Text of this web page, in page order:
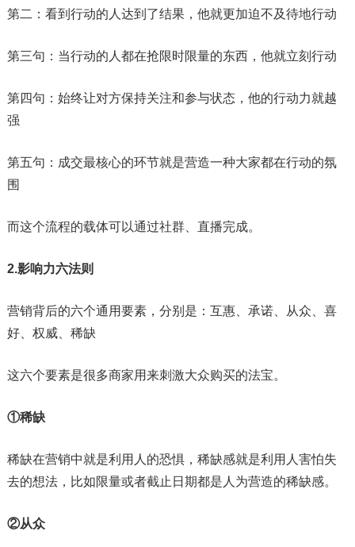
第二：看到行动的人达到了结果，他就更加迫不及待地行动
第三句：当行动的人都在抢限时限量的东西，他就立刻行动
第四句：始终让对方保持关注和参与状态，他的行动力就越
强
第五句：成交最核心的环节就是营造一种大家都在行动的氛
围
而这个流程的载体可以通过社群、直播完成。
2.影响力六法则
营销背后的六个通用要素，分别是：互惠、承诺、从众、喜
好、权威、稀缺
这六个要素是很多商家用来刺激大众购买的法宝。
①稀缺
稀缺在营销中就是利用人的恐惧，稀缺感就是利用人害怕失
去的想法，比如限量或者截止日期都是人为营造的稀缺感。
②从众